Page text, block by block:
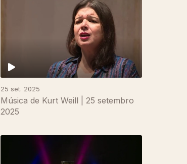
25 set. 2025
Música de Kurt Weill | 25 setembro
2025